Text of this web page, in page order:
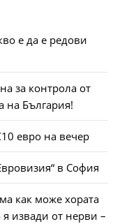
е да е редови
за контрола от
на България!
евро на вечер
в София
как може хората
я извади от нерви –